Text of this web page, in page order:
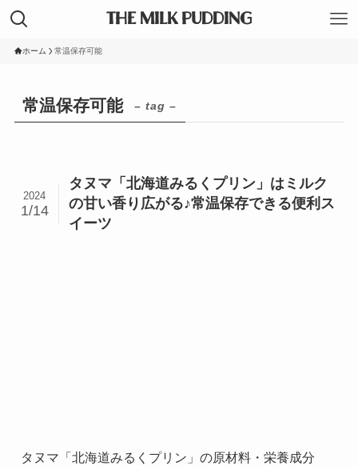
THE MILK PUDDING
ホーム 常温保存可能
常温保存可能 – tag –
タヌマ「北海道みるくプリン」はミルク
の甘い香り広がる♪常温保存できる便利ス
イーツ
2024
1/14
タヌマ「北海道みるくプリン」の原材料・栄養成分